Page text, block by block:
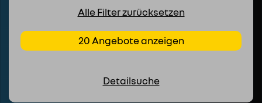
Alle Filter zurücksetzen
20 Angebote anzeigen
Detailsuche